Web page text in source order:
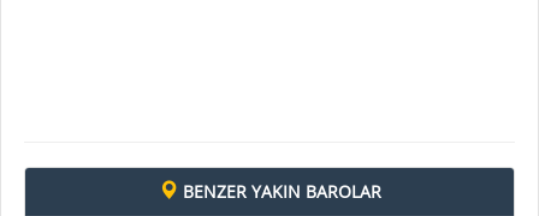
BENZER YAKIN BAROLAR